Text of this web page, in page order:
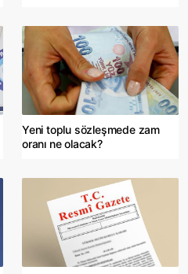
Yeni toplu sözleşmede zam
oranı ne olacak?